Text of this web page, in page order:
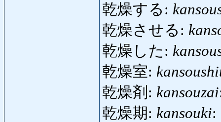
乾燥する:
乾燥させる:
乾燥した:
乾燥室:
乾燥剤: kansouzai
乾燥期: kansouki: